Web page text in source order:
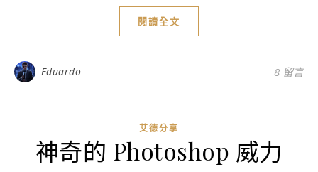
閱讀全文
Eduardo 8 留言
艾德分享
神奇的 Photoshop 威力